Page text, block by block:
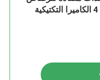
Nij المستوى 4 الكاميرا التكتيكية